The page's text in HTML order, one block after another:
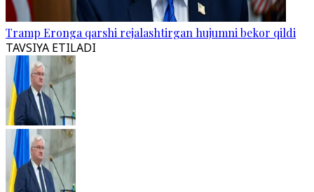
Tramp Eronga qarshi rejalashtirgan hujumni bekor qildi
TAVSIYA ETILADI